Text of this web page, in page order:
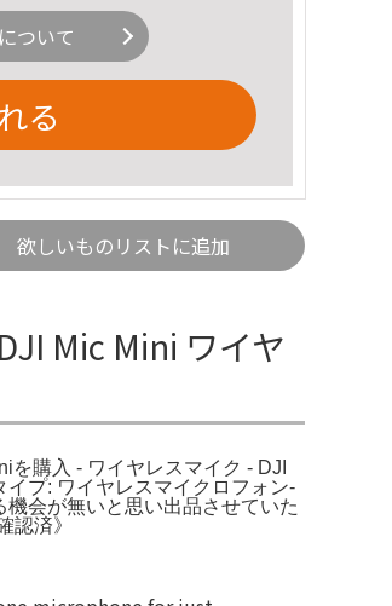
ついて
る
欲しいものリストに追加
Mic Mini ワイヤ
購入 - ワイヤレスマイク - DJI
プ: ワイヤレスマイクロフォン-
会が無いと思い出品させていた
認済》